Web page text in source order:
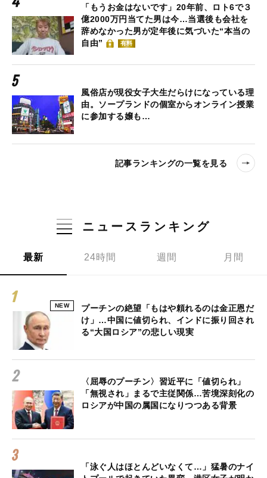
「もうお金はないです」20年前、ロト6で３
億2000万円当てた男は今…当選後も会社を
辞めなかった男が定年後に気づいた“本当の
自由”
有料
風俗店が現役女子大生だらけになっている理
由。ソープランドの個室からオンライン授業
に参加する嬢も…
記事ランキングの一覧を見る
ニュースランキング
最新 24時間 週間 月間
NEW
プーチンの絶望「もはや頼れるのは金正恩だ
け」…中国に値切られ、インドに振り回され
る“大国ロシア”の悲しい現実
〈屈辱のプーチン〉習近平に「値切られ」
「無視され」まるで主従関係…苦境深刻化の
ロシアが中国の属国になりつつある背景
「泳ぐ人はほとんどいなくて…」猛暑のナイ